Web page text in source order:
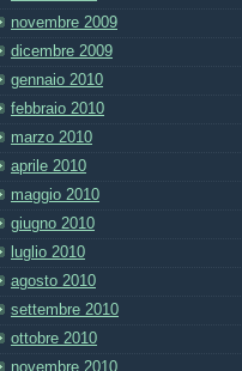
novembre 2009
dicembre 2009
gennaio 2010
febbraio 2010
marzo 2010
aprile 2010
maggio 2010
giugno 2010
luglio 2010
agosto 2010
settembre 2010
ottobre 2010
novembre 2010